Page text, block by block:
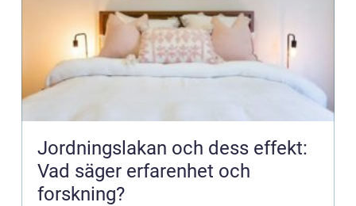
Jordningslakan och dess effekt:
Vad säger erfarenhet och
forskning?